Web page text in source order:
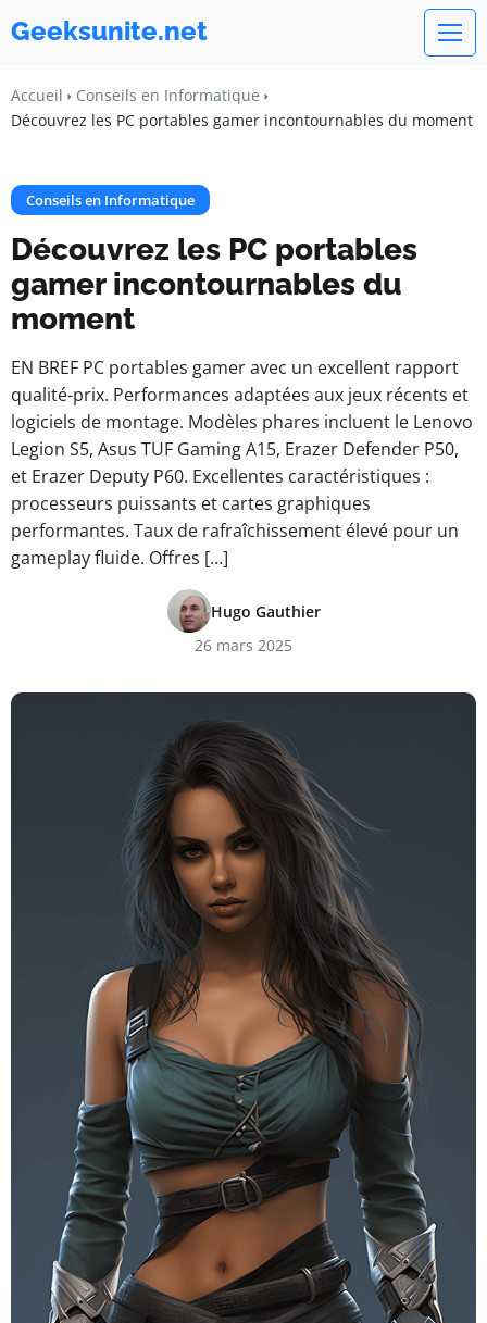
Geeksunite.net
Accueil
Conseils en Informatique
Découvrez les PC portables gamer incontournables du moment
Conseils en Informatique
Découvrez les PC portables
gamer incontournables du
moment
EN BREF PC portables gamer avec un excellent rapport
qualité-prix. Performances adaptées aux jeux récents et
logiciels de montage. Modèles phares incluent le Lenovo
Legion S5, Asus TUF Gaming A15, Erazer Defender P50,
et Erazer Deputy P60. Excellentes caractéristiques :
processeurs puissants et cartes graphiques
performantes. Taux de rafraîchissement élevé pour un
gameplay fluide. Offres […]
Hugo Gauthier
26 mars 2025